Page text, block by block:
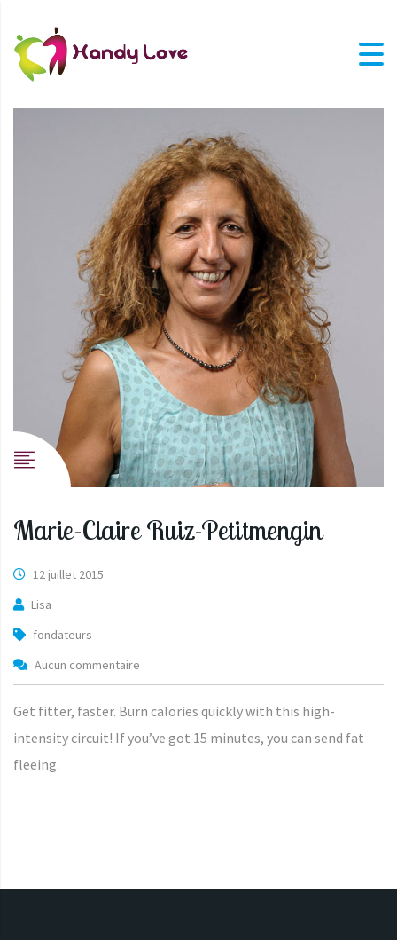
Marie-Claire Ruiz-Petitmengin
12 juillet 2015
Lisa
fondateurs
Aucun commentaire
Get fitter, faster. Burn calories quickly with this high-
intensity circuit! If you’ve got 15 minutes, you can send fat
fleeing.